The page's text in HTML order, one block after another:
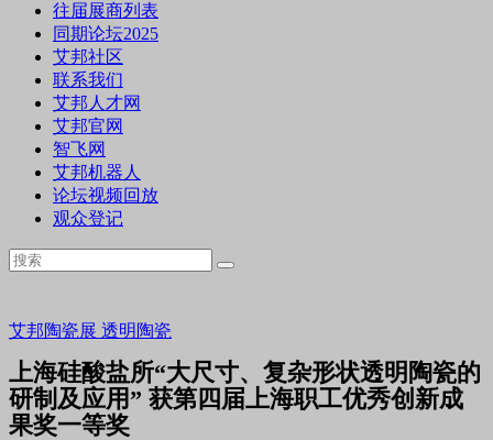
往届展商列表
同期论坛2025
艾邦社区
联系我们
艾邦人才网
艾邦官网
智飞网
艾邦机器人
论坛视频回放
观众登记
艾邦陶瓷展 透明陶瓷
上海硅酸盐所“大尺寸、复杂形状透明陶瓷的
研制及应用” 获第四届上海职工优秀创新成
果奖一等奖